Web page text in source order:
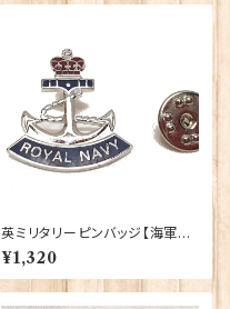
英ミリタリーピンバッジ【海軍=C
rown & Anchor】Tradition
90043-M002
¥1,320